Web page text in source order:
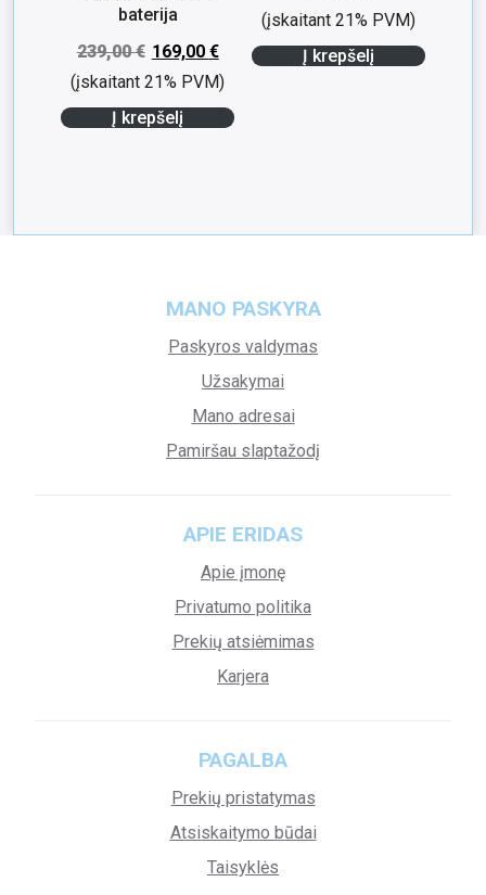
baterija
239,00€ 169,00 €
(įskaitant 21% PVM)
Į krepšelį
(įskaitant 21% PVM)
Į krepšelį
MANO PASKYRA
Paskyros valdymas
Užsakymai
Mano adresai
Pamiršau slaptažodį
APIE ERIDAS
Apie įmonę
Privatumo politika
Prekių atsiėmimas
Karjera
PAGALBA
Prekių pristatymas
Atsiskaitymo būdai
Taisyklės